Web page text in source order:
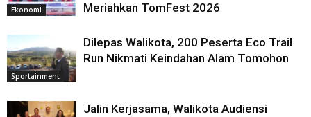
Ekonomi
Meriahkan TomFest 2026
Sportainment
Dilepas Walikota, 200 Peserta Eco Trail
Run Nikmati Keindahan Alam Tomohon
Jalin Kerjasama, Walikota Audiensi